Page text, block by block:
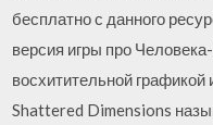
бесплатно с данного
версия игры про
восхитительной
Shattered Dimensions